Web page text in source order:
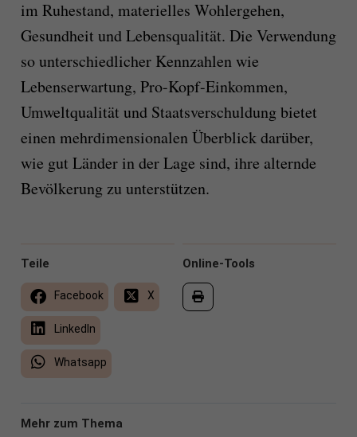
im Ruhestand, materielles Wohlergehen,
Gesundheit und Lebensqualität. Die Verwendung
so unterschiedlicher Kennzahlen wie
Lebenserwartung, Pro-Kopf-Einkommen,
Umweltqualität und Staatsverschuldung bietet
einen mehrdimensionalen Überblick darüber,
wie gut Länder in der Lage sind, ihre alternde
Bevölkerung zu unterstützen.
Online-Tools
Teile
Facebook X
LinkedIn
Whatsapp
Mehr zum Thema